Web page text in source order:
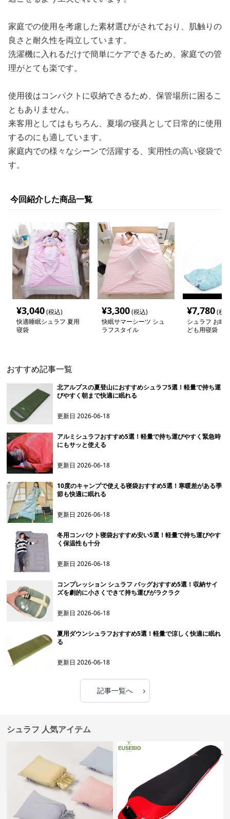
家庭での使用を考慮した素材選びがされており、肌触りの
良さと耐久性を両立しています。
洗濯機に入れるだけで簡単にケアできるため、家庭での管
理がとても楽です。
使用後はコンパクトに収納できるため、保管場所に困るこ
ともありません。
来客用としてはもちろん、夏場の寝具として日常的に使用
するのにも適しています。
家庭内での様々なシーンで活躍する、実用性の高い寝袋で
す。
今回紹介した商品一覧
¥3,040(税込)
快適睡眠シュラフ 夏用
寝袋
¥3,300(税込)
快眠サマーシーツ シュ
ラフスタイル
¥7,780(税
シュラフ お眠
ども用寝袋
おすすめ記事一覧
北アルプスの夏登山におすすめシュラフ5選！軽量で持ち運
びやすく朝まで快適に眠れる
更新日2026-06-18
アルミシュラフおすすめ5選！軽量で持ち運びやすく緊急時
にもサッと使える
更新日2026-06-18
10度のキャンプで使える寝袋おすすめ5選！寒暖差がある季
節も快適に眠れる
更新日2026-06-18
冬用コンパクト寝袋おすすめ安い5選！軽量で持ち運びやす
く保温性も十分
更新日2026-06-18
コンプレッション シュラフ バッグおすすめ5選！収納サイ
ズを劇的に小さくできて持ち運びがラクラク
更新日2026-06-18
夏用ダウンシュラフおすすめ5選！軽量で涼しく快適に眠れ
る
更新日2026-06-18
記事一覧へ ›
シュラフ 人気アイテム